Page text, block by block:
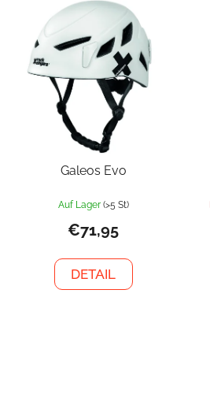
Galeos Evo
Auf Lager (>5 St)
€71,95
DETAIL